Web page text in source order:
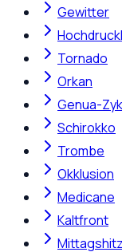
Gewitter
Tornado
Orkan
Genua-
Schirokko
Trombe
Okklusion
Medicane
Kaltfront